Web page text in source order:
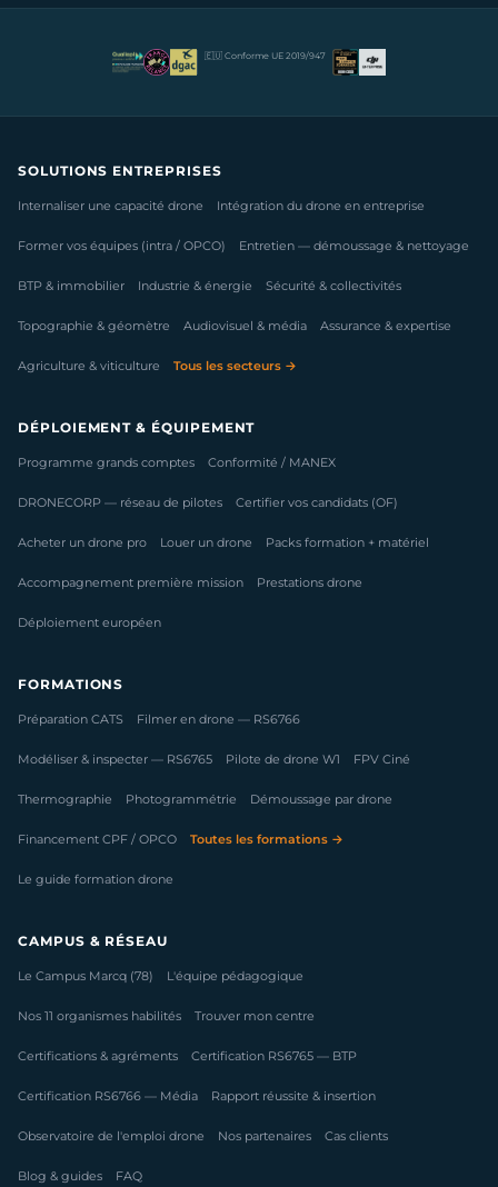
🇪🇺 Conforme UE 2019/947
SOLUTIONS ENTREPRISES
Internaliser une capacité drone Intégration du drone en entreprise
Former vos équipes (intra / OPCO) Entretien — démoussage & nettoyage
BTP & immobilier Industrie & énergie Sécurité & collectivités
Topographie & géomètre Audiovisuel & média Assurance & expertise
Agriculture & viticulture Tous les secteurs →
DÉPLOIEMENT & ÉQUIPEMENT
Programme grands comptes Conformité / MANEX
DRONECORP — réseau de pilotes Certifier vos candidats (OF)
Acheter un drone pro Louer un drone Packs formation + matériel
Accompagnement première mission Prestations drone
Déploiement européen
FORMATIONS
Préparation CATS Filmer en drone — RS6766
Modéliser & inspecter — RS6765 Pilote de drone W1 FPV Ciné
Thermographie Photogrammétrie Démoussage par drone
Financement CPF / OPCO Toutes les formations →
Le guide formation drone
CAMPUS & RÉSEAU
Le Campus Marcq (78) L'équipe pédagogique
Nos 11 organismes habilités Trouver mon centre
Certifications & agréments Certification RS6765 — BTP
Certification RS6766 — Média Rapport réussite & insertion
Observatoire de l'emploi drone Nos partenaires Cas clients
Blog & guides FAQ